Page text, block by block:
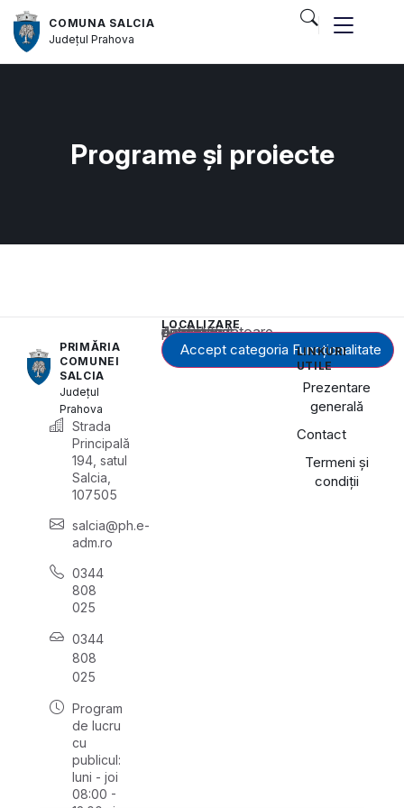
COMUNA SALCIA
JudețulPrahova
Programe și proiecte
PRIMĂRIA
COMUNEI
SALCIA
Județul
Prahova
Strada
Principală
194, satul
Salcia,
107505
salcia@ph.e-
adm.ro
0344
808
025
0344
808
025
Program
de lucru
cu
publicul:
luni - joi
08:00 -
LOCALIZARE
Acest conținut este blocat până când acceptați categoria corespunzătoare de cookie-uri.
Accept categoria Funcționalitate
LINKURI
UTILE
Prezentare
generală
Contact
Termeni și
condiții